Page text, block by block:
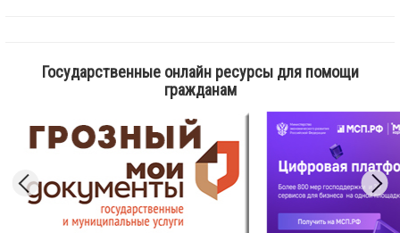
Государственные онлайн ресурсы для помощи
гражданам